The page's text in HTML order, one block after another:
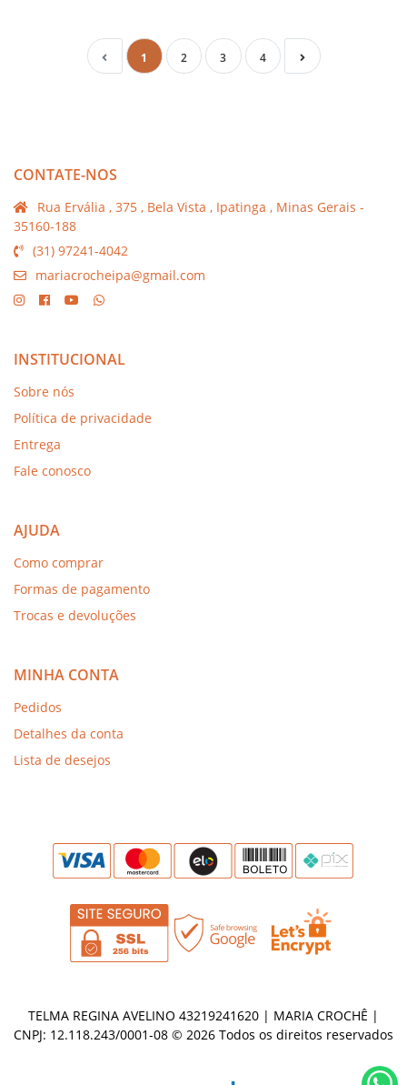
1 2 3 4
CONTATE-NOS
Rua Ervália , 375 , Bela Vista , Ipatinga , Minas Gerais -
35160-188
(31) 97241-4042
mariacrocheipa@gmail.com
INSTITUCIONAL
Sobre nós
Política de privacidade
Entrega
Fale conosco
AJUDA
Como comprar
Formas de pagamento
Trocas e devoluções
MINHA CONTA
Pedidos
Detalhes da conta
Lista de desejos
TELMA REGINA AVELINO 43219241620 | MARIA CROCHÊ |
CNPJ: 12.118.243/0001-08 © 2026 Todos os direitos reservados